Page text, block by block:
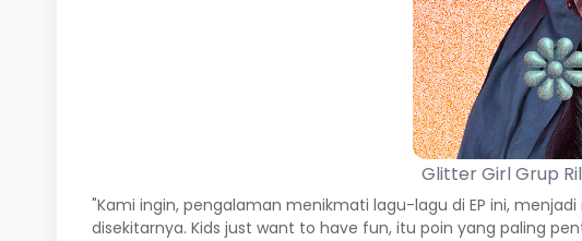
Glitter Girl Grup
"Kami ingin, pengalaman menikmati lagu-lagu di EP ini,
disekitarnya. Kids just want to have fun, itu poin yang paling